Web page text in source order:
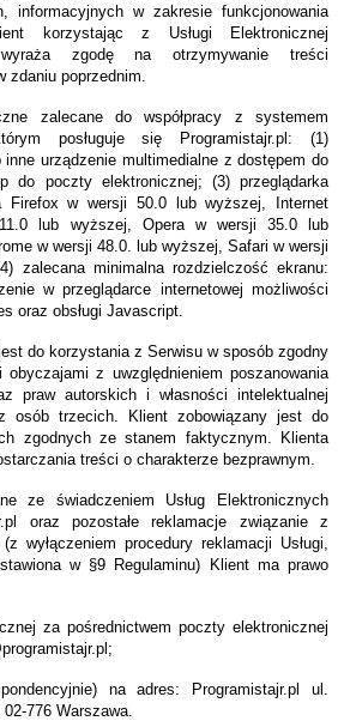
informacyjnych w zakresie funkcjonowania
korzystając z Usługi Elektronicznej
wyraża zgodę na otrzymywanie treści
zdaniu poprzednim.
zalecane do współpracy z systemem
posługuje się Programistajr.pl: (1)
inne urządzenie multimedialne z dostępem do
do poczty elektronicznej; (3) przeglądarka
Firefox w wersji 50.0 lub wyższej, Internet
lub wyższej, Opera w wersji 35.0 lub
w wersji 48.0. lub wyższej, Safari w wersji
zalecana minimalna rozdzielczość ekranu:
w przeglądarce internetowej możliwości
oraz obsługi Javascript.
do korzystania z Serwisu w sposób zgodny
z uwzględnieniem poszanowania
praw autorskich i własności intelektualnej
osób trzecich. Klient zobowiązany jest do
zgodnych ze stanem faktycznym. Klienta
treści o charakterze bezprawnym.
ze świadczeniem Usług Elektronicznych
oraz pozostałe reklamacje związanie z
wyłączeniem procedury reklamacji Usługi,
w §9 Regulaminu) Klient ma prawo
za pośrednictwem poczty elektronicznej
na adres: Programistajr.pl ul.
776 Warszawa.